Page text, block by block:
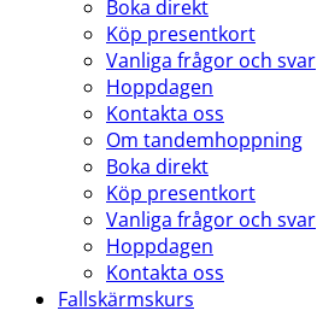
Boka direkt
Köp presentkort
Vanliga frågor och svar
Hoppdagen
Kontakta oss
Om tandemhoppning
Boka direkt
Köp presentkort
Vanliga frågor och svar
Hoppdagen
Kontakta oss
Fallskärmskurs